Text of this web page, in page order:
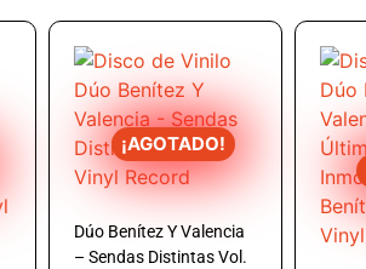
¡AGOTADO!
Dúo Benítez Y Valencia
– Sendas Distintas Vol.